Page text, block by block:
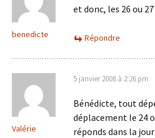
benedicte
et donc, les 26 ou 27
Répondre
Valérie
5 janvier 2008 à 2:26 pm
Bénédicte, tout
déplacement le 24
réponds dans la